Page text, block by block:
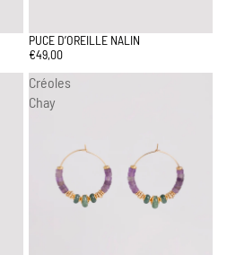
PUCE D’OREILLE NALIN
€49,00
Créoles
Chay